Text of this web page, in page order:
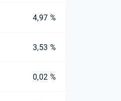
4,97 %
3,53 %
0,02 %